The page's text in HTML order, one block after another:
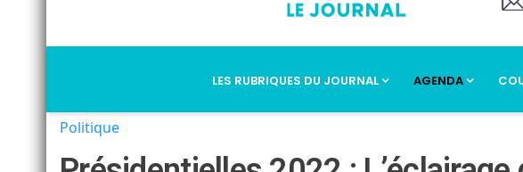
LES RUBRIQUES DU JOURNAL AGENDA
Politique